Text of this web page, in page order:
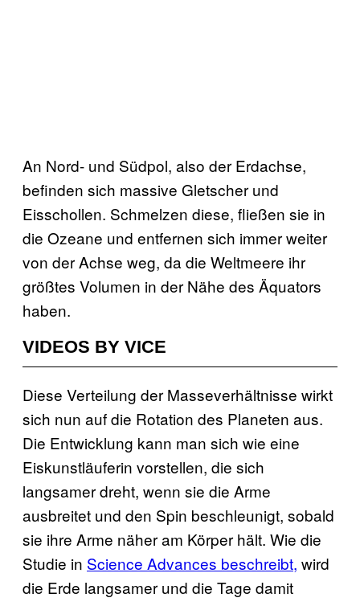
An Nord- und Südpol, also der Erdachse,
befinden sich massive Gletscher und
Eisschollen. Schmelzen diese, fließen sie in
die Ozeane und entfernen sich immer weiter
von der Achse weg, da die Weltmeere ihr
größtes Volumen in der Nähe des Äquators
haben.
VIDEOS BY VICE
Diese Verteilung der Masseverhältnisse wirkt
sich nun auf die Rotation des Planeten aus.
Die Entwicklung kann man sich wie eine
Eiskunstläuferin vorstellen, die sich
langsamer dreht, wenn sie die Arme
ausbreitet und den Spin beschleunigt, sobald
sie ihre Arme näher am Körper hält. Wie die
Studie in Science Advances beschreibt, wird
die Erde langsamer und die Tage damit